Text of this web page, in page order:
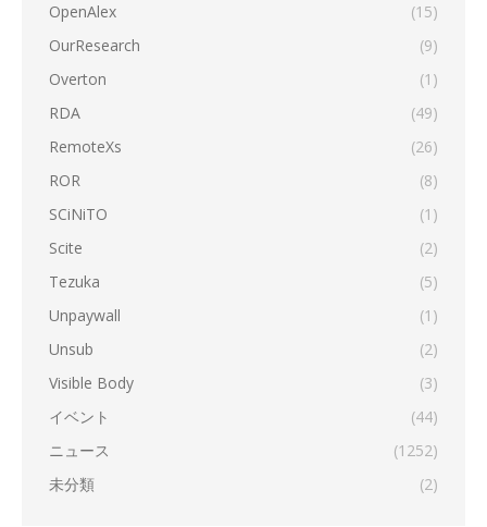
OpenAlex
(15)
OurResearch
(9)
Overton
(1)
RDA
(49)
RemoteXs
(26)
ROR
(8)
SCiNiTO
(1)
Scite
(2)
Tezuka
(5)
Unpaywall
(1)
Unsub
(2)
Visible Body
(3)
イベント
(44)
ニュース
(1252)
未分類
(2)